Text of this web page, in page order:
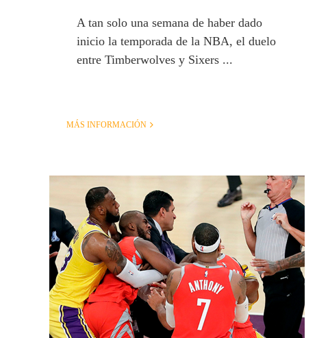
A tan solo una semana de haber dado
inicio la temporada de la NBA, el duelo
entre Timberwolves y Sixers ...
MÁS INFORMACIÓN